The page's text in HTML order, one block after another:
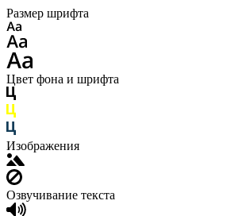
Размер шрифта
Цвет фона и шрифта
Изображения
Озвучивание текста